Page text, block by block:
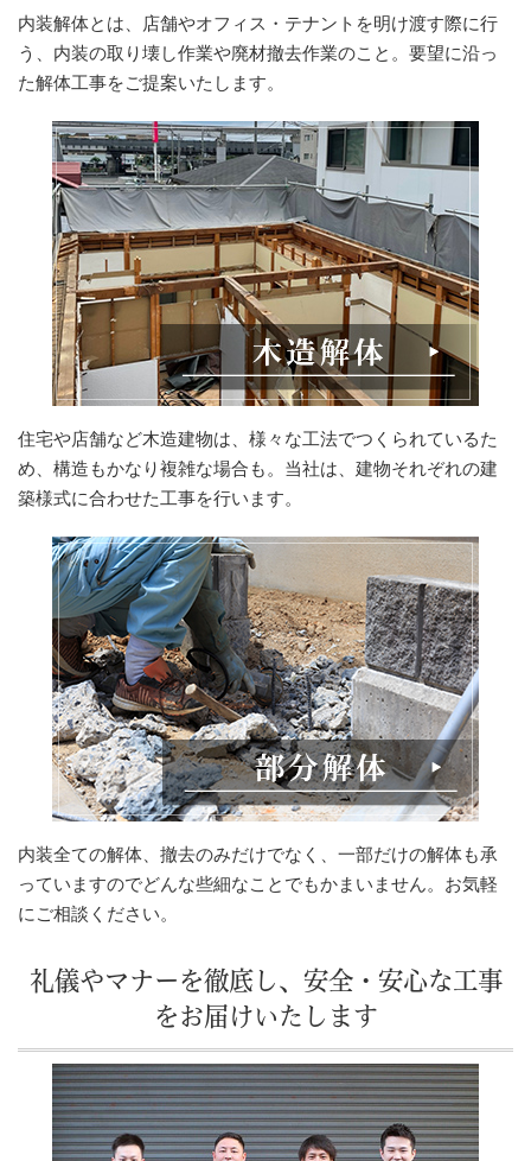
内装解体とは、店舗やオフィス・テナントを明け渡す際に行
う、内装の取り壊し作業や廃材撤去作業のこと。要望に沿っ
た解体工事をご提案いたします。
住宅や店舗など木造建物は、様々な工法でつくられているた
め、構造もかなり複雑な場合も。当社は、建物それぞれの建
築様式に合わせた工事を行います。
内装全ての解体、撤去のみだけでなく、一部だけの解体も承
っていますのでどんな些細なことでもかまいません。お気軽
にご相談ください。
礼儀やマナーを徹底し、安全・安心な工事
をお届けいたします